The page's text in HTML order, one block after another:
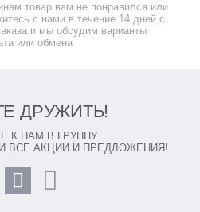
товар вам не понравился или
с нами в течение 14 дней с
и мы обсудим варианты
или обмена
ДРУЖИТЬ!
К НАМ В ГРУППУ
ВСЕ АКЦИИ И ПРЕДЛОЖЕНИЯ!